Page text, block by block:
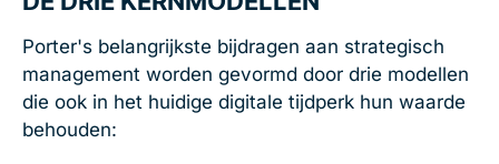
Porter's belangrijkste bijdragen aan strategisch
management worden gevormd door drie modellen
die ook in het huidige digitale tijdperk hun waarde
behouden: